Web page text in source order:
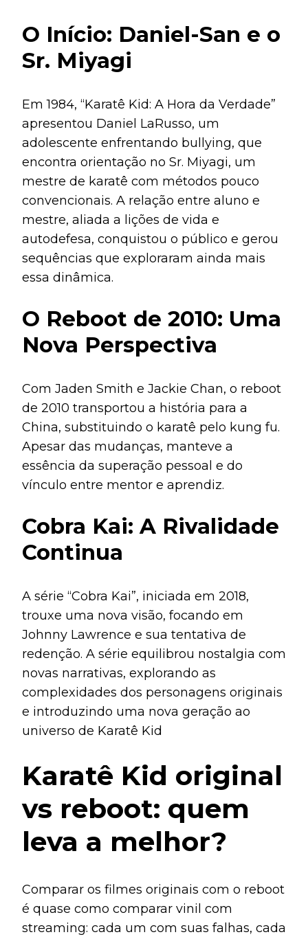
O Início: Daniel-San e o
Sr. Miyagi
Em 1984, “Karatê Kid: A Hora da Verdade”
apresentou Daniel LaRusso, um
adolescente enfrentando bullying, que
encontra orientação no Sr. Miyagi, um
mestre de karatê com métodos pouco
convencionais. A relação entre aluno e
mestre, aliada a lições de vida e
autodefesa, conquistou o público e gerou
sequências que exploraram ainda mais
essa dinâmica.
O Reboot de 2010: Uma
Nova Perspectiva
Com Jaden Smith e Jackie Chan, o reboot
de 2010 transportou a história para a
China, substituindo o karatê pelo kung fu.
Apesar das mudanças, manteve a
essência da superação pessoal e do
vínculo entre mentor e aprendiz.
Cobra Kai: A Rivalidade
Continua
A série “Cobra Kai”, iniciada em 2018,
trouxe uma nova visão, focando em
Johnny Lawrence e sua tentativa de
redenção. A série equilibrou nostalgia com
novas narrativas, explorando as
complexidades dos personagens originais
e introduzindo uma nova geração ao
universo de Karatê Kid
Karatê Kid original
vs reboot: quem
leva a melhor?
Comparar os filmes originais com o reboot
é quase como comparar vinil com
streaming: cada um com suas falhas, cada